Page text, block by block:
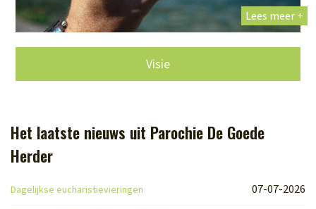
Lees meer +
Visie
Het laatste nieuws uit Parochie De Goede
Herder
Dagelijkse eucharistievieringen 07-07-2026